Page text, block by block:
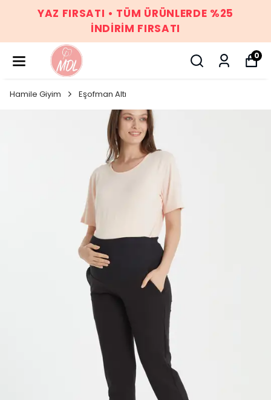
YAZ FIRSATI • TÜM ÜRÜNLERDE %25
İNDİRİM FIRSATI
0
Hamile Giyim Eşofman Altı